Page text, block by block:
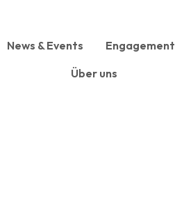
News & Events Engagement
Über uns